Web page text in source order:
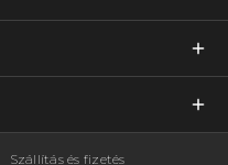
Szállítás és fizetés